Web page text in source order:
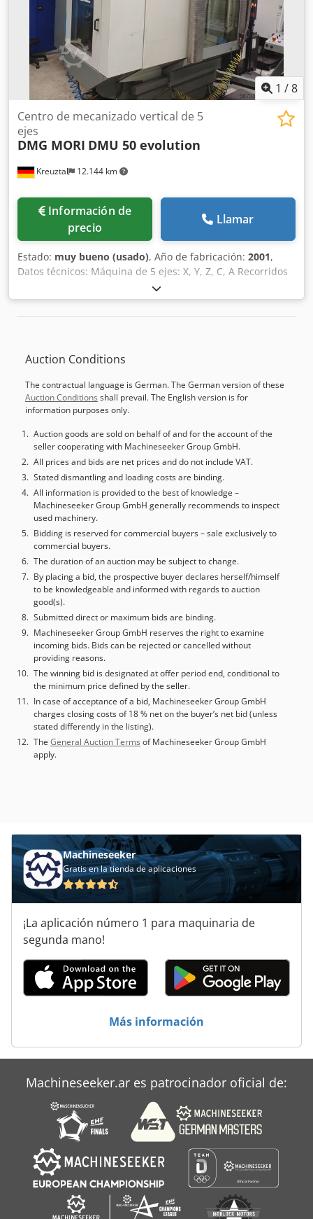
1 /8
Kreuztal 12.144 km
Centro de mecanizado vertical de 5
ejes
DMG MORI DMU 50 evolution
Información de
precio
Llamar
Estado: muy bueno (usado), Año de fabricación: 2001,
Datos técnicos: Máquina de 5 ejes: X, Y, Z, C, A Recorridos
(X/Y/Z): 500 / 450 / 400 mm Recorridos del eje A: +108/-5°
Recorridos del eje C: 360° Control CNC: HEIDENHAIN
Diámetro de la mesa: 500 mm Mesa ajustable en grados
del husillo: 20 – 30.000 RPM Potencia del motor: 15 kW
2800 mm Peso de la máquina: aprox. 5,8 toneladas
Equipamiento adicional: Transportador de virutas Diversas
herramientas Estado: Djdjzl S Uzspfx Akhowa Muy buen
estado, poco uso Horas de funcionamiento: 2.700 La
máquina sigue en funcionamiento El vendedor no se hace
responsable de los errores de transcripción o transmisión
de datos. La máquina, en cuanto a su aspecto, tecnología y
desgaste, se corresponde con su antigüedad; las
máquinas usadas se venden sin garantía de ningún tipo.
Auction Conditions
The contractual language is German. The German version of these
Auction Conditions shall prevail. The English version is for
information purposes only.
Auction goods are sold on behalf of and for the account of the
seller cooperating with Machineseeker Group GmbH.
All prices and bids are net prices and do not include VAT.
Stated dismantling and loading costs are binding.
All information is provided to the best of knowledge –
Machineseeker Group GmbH generally recommends to inspect
used machinery.
Bidding is reserved for commercial buyers – sale exclusively to
commercial buyers.
The duration of an auction may be subject to change.
By placing a bid, the prospective buyer declares herself/himself
to be knowledgeable and informed with regards to auction
good(s).
Submitted direct or maximum bids are binding.
Machineseeker Group GmbH reserves the right to examine
incoming bids. Bids can be rejected or cancelled without
providing reasons.
The winning bid is designated at offer period end, conditional to
the minimum price defined by the seller.
In case of acceptance of a bid, Machineseeker Group GmbH
charges closing costs of 18 % net on the buyer’s net bid (unless
stated differently in the listing).
The General Auction Terms of Machineseeker Group GmbH
apply.
Machineseeker
Gratis en la tienda de aplicaciones
¡La aplicación número 1 para maquinaria de
segunda mano!
Más información
Machineseeker.ar es patrocinador oficial de: